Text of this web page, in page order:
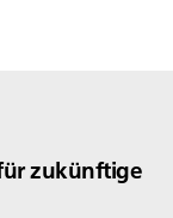
zukünftige